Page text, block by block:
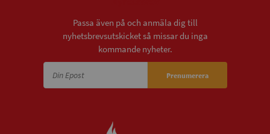
Passa även på och anmäla dig till
nyhetsbrevsutskicket så missar du inga
kommande nyheter.
Prenumerera